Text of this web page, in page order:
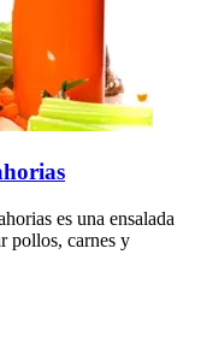
es una ensalada
pollos, carnes y